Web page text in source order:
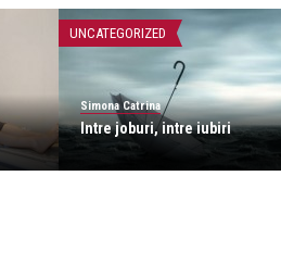
UNCATEGORIZED
Simona Catrina
Intre joburi, intre iubiri